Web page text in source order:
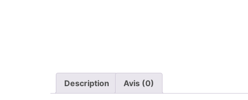
Description Avis (0)